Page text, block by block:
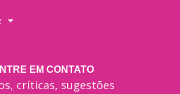
EM CONTATO
críticas, sugestões